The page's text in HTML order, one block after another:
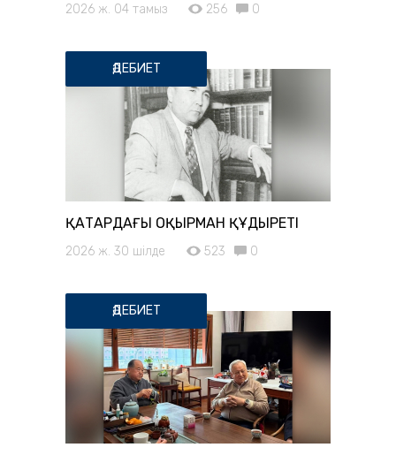
2026 ж. 04 тамыз 256 0
ӘДЕБИЕТ
ҚАТАРДАҒЫ ОҚЫРМАН ҚҰДЫРЕТІ
2026 ж. 30 шілде 523 0
ӘДЕБИЕТ